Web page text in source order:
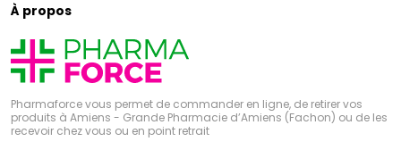
À propos
Pharmaforce vous permet de commander en ligne, de retirer vos
produits à Amiens - Grande Pharmacie d’Amiens (Fachon) ou de les
recevoir chez vous ou en point retrait